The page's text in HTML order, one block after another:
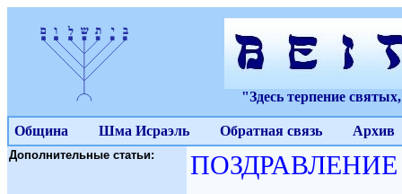
"Здесь терпение
Община Шма Исраэль Обратная связь Архив
Дополнительные статьи: